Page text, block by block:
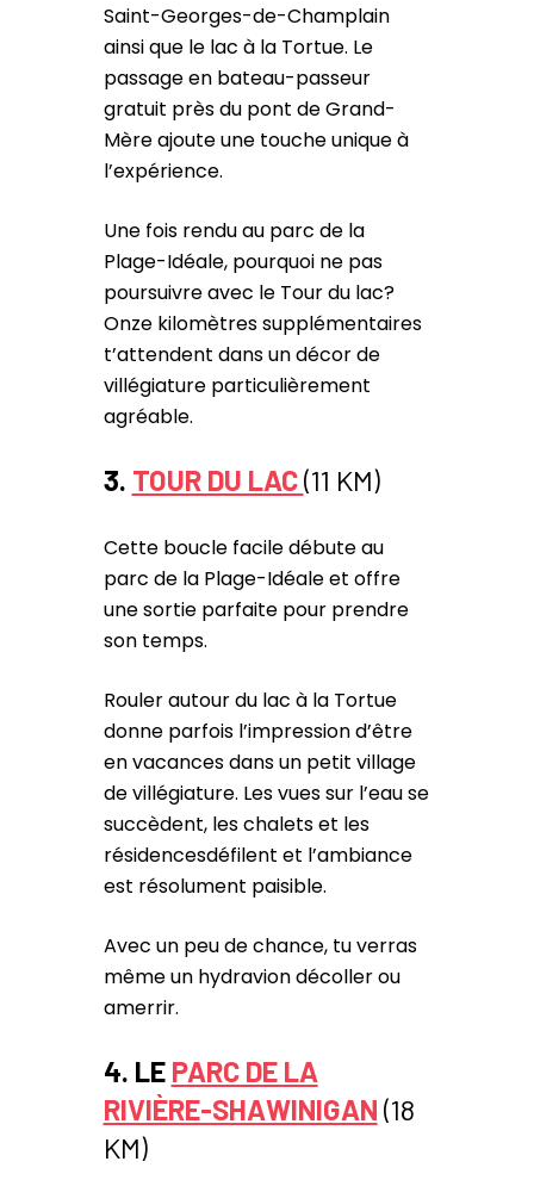
Saint-Georges-de-Champlain
ainsi que le lac à la Tortue. Le
passage en bateau-passeur
gratuit près du pont de Grand-
Mère ajoute une touche unique à
l’expérience.
Une fois rendu au parc de la
Plage-Idéale, pourquoi ne pas
poursuivre avec le Tour du lac?
Onze kilomètres supplémentaires
t’attendent dans un décor de
villégiature particulièrement
agréable.
3. TOUR DU LAC(11 KM)
Cette boucle facile débute au
parc de la Plage-Idéale et offre
une sortie parfaite pour prendre
son temps.
Rouler autour du lac à la Tortue
donne parfois l’impression d’être
en vacances dans un petit village
de villégiature. Les vues sur l’eau se
succèdent, les chalets et les
résidencesdéfilent et l’ambiance
est résolument paisible.
Avec un peu de chance, tu verras
même un hydravion décoller ou
amerrir.
4. LE PARC DE LA
RIVIÈRE-SHAWINIGAN (18
KM)